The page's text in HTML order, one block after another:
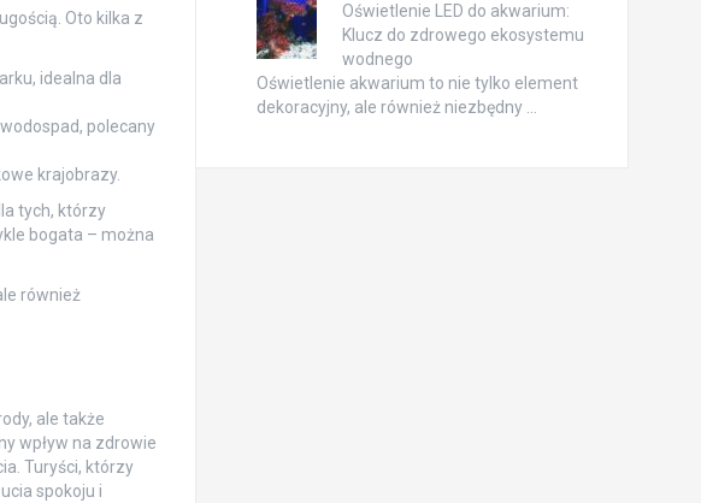
Oto kilka z
idealna dla
polecany
krajobrazy.
tych, którzy
bogata – można
również
ale także
wpływ na zdrowie
Turyści, którzy
spokoju i
Oświetlenie LED do akwarium:
Klucz do zdrowego ekosystemu
wodnego
Oświetlenie akwarium to nie tylko element
dekoracyjny, ale również niezbędny …